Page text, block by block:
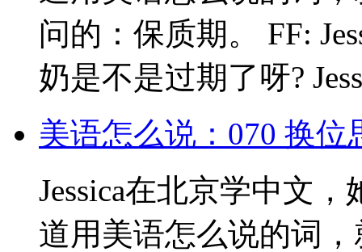
问的：保质期。 FF:
奶是不是过期了呀?
美语怎么说：070 换
Jessica在北京学中文
道用美语怎么说的词